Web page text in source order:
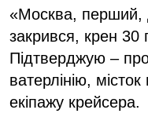
«Москва, перший,
закрився, крен 30
Підтверджую –
ватерлінію,
екіпажу крейсера.